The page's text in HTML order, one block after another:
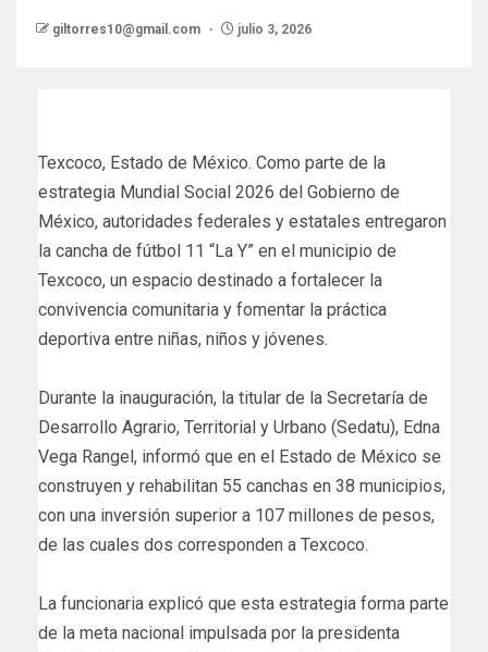
giltorres10@gmail.com julio 3, 2026
Texcoco, Estado de México. Como parte de la
estrategia Mundial Social 2026 del Gobierno de
México, autoridades federales y estatales entregaron
la cancha de fútbol 11 “La Y” en el municipio de
Texcoco, un espacio destinado a fortalecer la
convivencia comunitaria y fomentar la práctica
deportiva entre niñas, niños y jóvenes.
Durante la inauguración, la titular de la Secretaría de
Desarrollo Agrario, Territorial y Urbano (Sedatu), Edna
Vega Rangel, informó que en el Estado de México se
construyen y rehabilitan 55 canchas en 38 municipios,
con una inversión superior a 107 millones de pesos,
de las cuales dos corresponden a Texcoco.
La funcionaria explicó que esta estrategia forma parte
de la meta nacional impulsada por la presidenta